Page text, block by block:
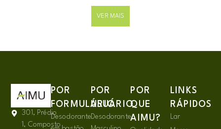
VER MAIS
301, Prédio
1, Composto
POR
FORMULÁRIO
Desodorante
POR
USUÁRIO
Desodorante
POR
QUE
AIMU?
LINKS
RÁPIDOS
Lar